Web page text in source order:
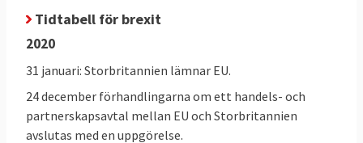
I ett tal i början av 2017 informerade
utträdet. Hon vill bland annat att landet
lämnar EU:s inre marknad, det
gemensamma tullsamarbetet och att EU-
domstolen inte längre ska ha någon
Tidtabell för brexit
2020
31 januari: Storbritannien lämnar EU.
24 december förhandlingarna om ett handels- och
partnerskapsavtal mellan EU och Storbritannien
avslutas med en uppgörelse.